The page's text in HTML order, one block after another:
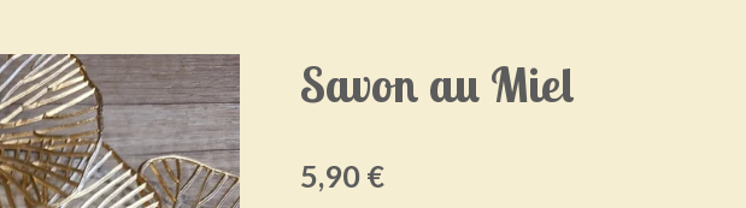
Savon au Miel
5,90 €